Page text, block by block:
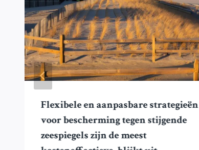
Flexibele en aanpasbare strategieën
voor bescherming tegen stijgende
zeespiegels zijn de meest